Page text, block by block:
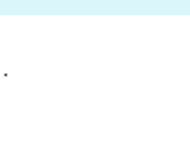
*